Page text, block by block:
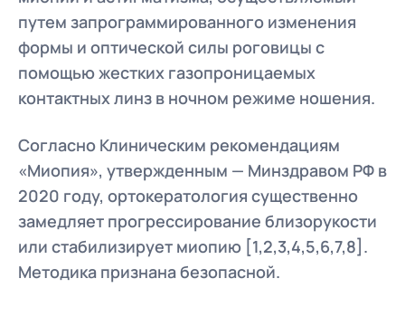
путем запрограммированного изменения
формы и оптической силы роговицы с
помощью жестких газопроницаемых
контактных линз в ночном режиме ношения.
Согласно Клиническим рекомендациям
«Миопия», утвержденным — Минздравом РФ в
2020 году, ортокератология существенно
замедляет прогрессирование близорукости
или стабилизирует миопию [1,2,3,4,5,6,7,8].
Методика признана безопасной.